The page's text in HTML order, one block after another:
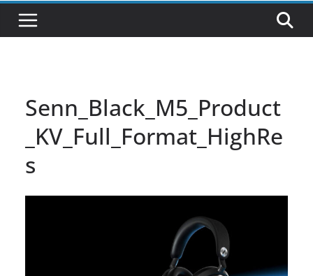
Senn_Black_M5_Product
_KV_Full_Format_HighRe
s